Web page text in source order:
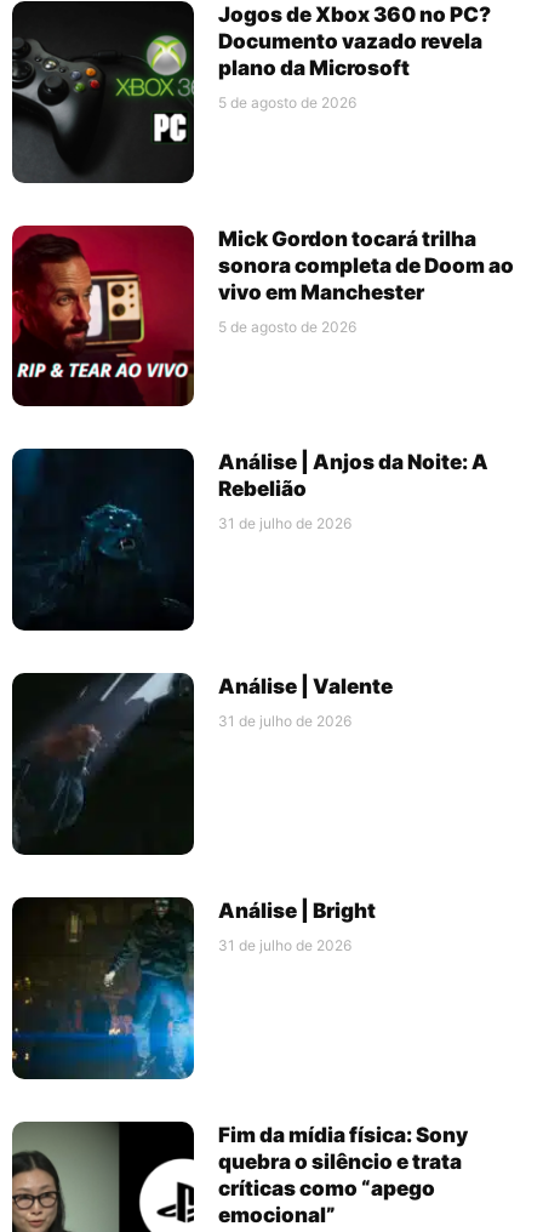
Jogos de Xbox 360 no PC?
Documento vazado revela
plano da Microsoft
5 de agosto de 2026
Mick Gordon tocará trilha
sonora completa de Doom ao
vivo em Manchester
5 de agosto de 2026
Análise | Anjos da Noite: A
Rebelião
31 de julho de 2026
Análise | Valente
31 de julho de 2026
Análise | Bright
31 de julho de 2026
Fim da mídia física: Sony
quebra o silêncio e trata
críticas como “apego
emocional”